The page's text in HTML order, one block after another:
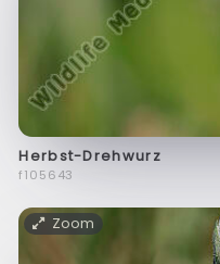
Herbst-Drehwurz
f105643
Zoom